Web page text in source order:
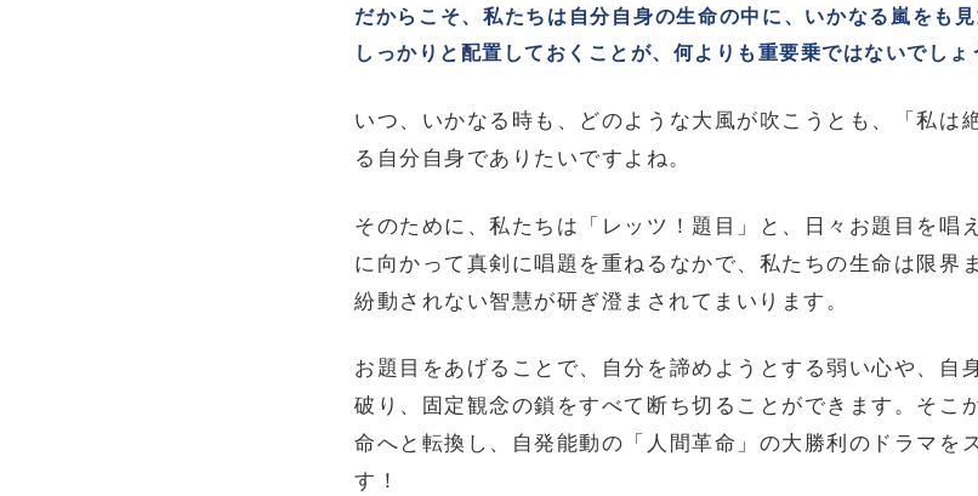
だからこそ、私たちは自分自身の生命の中に、いかなる嵐をも
しっかりと配置しておくことが、何よりも重要乗ではないでしょ
いつ、いかなる時も、どのような大風が吹こうとも、「私は
る自分自身でありたいですよね。
そのために、私たちは「レッツ！題目」と、日々お題目を唱
に向かって真剣に唱題を重ねるなかで、私たちの生命は限界
紛動されない智慧が研ぎ澄まされてまいります。
お題目をあげることで、自分を諦めようとする弱い心や、自
破り、固定観念の鎖をすべて断ち切ることができます。そこ
命へと転換し、自発能動の「人間革命」の大勝利のドラマを
す！